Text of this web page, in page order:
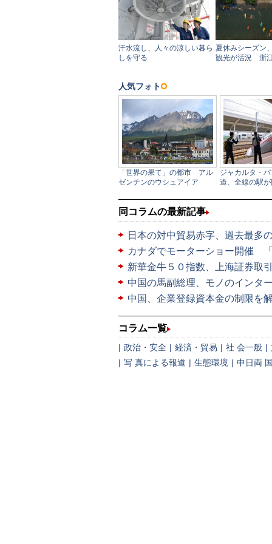
同コラムの最新記事
日本の対中貿易赤字、過去最多
カナダでモーターショー開催
新華金牛５０指数、上海証券取
中国の馬副総理、モノのインタ
中国、企業登録資本金の制限を
コラム一覧
| 政治・安全 | 経済・貿易 | 社 会一般 |
| 写 真による報道 | 生態環境 | 中日両